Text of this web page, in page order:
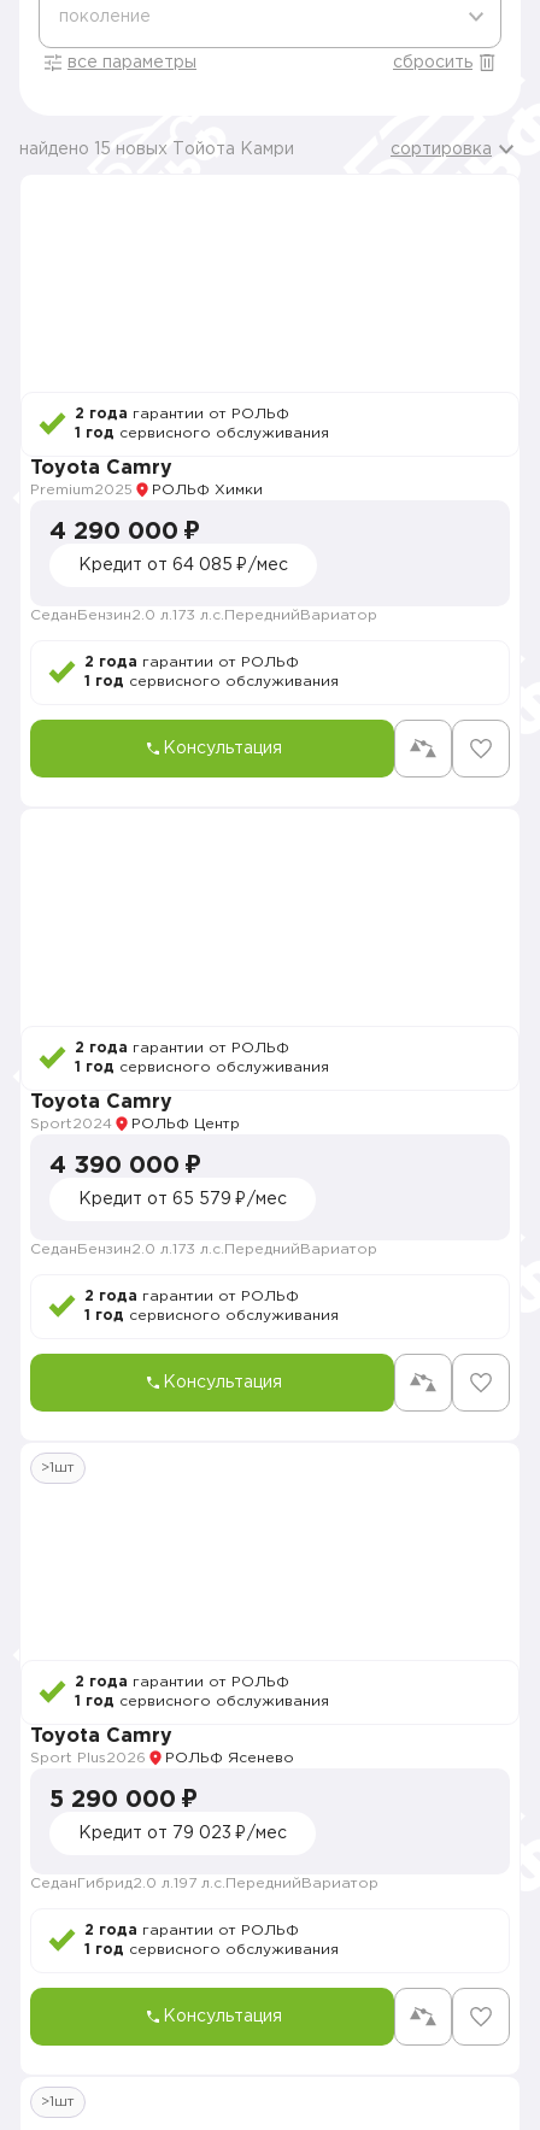
поколение
все параметры сбросить
найдено 15 новых Тойота Камри сортировка
2 года гарантии от РОЛЬФ
1 год сервисного обслуживания
Toyota Camry
Premium2025 РОЛЬФ Химки
4 290 000 ₽
Кредит от 64 085 ₽/мес
Седан Бензин2.0 л. 173 л.с. Передний Вариатор
2 года гарантии от РОЛЬФ
1 год сервисного обслуживания
Консультация
2 года гарантии от РОЛЬФ
1 год сервисного обслуживания
Toyota Camry
Sport2024 РОЛЬФ Центр
4 390 000 ₽
Кредит от 65 579 ₽/мес
Седан Бензин2.0 л. 173 л.с. Передний Вариатор
2 года гарантии от РОЛЬФ
1 год сервисного обслуживания
Консультация
>1шт
2 года гарантии от РОЛЬФ
1 год сервисного обслуживания
Toyota Camry
Sport Plus2026 РОЛЬФ Ясенево
5 290 000 ₽
Кредит от 79 023 ₽/мес
Седан Гибрид2.0 л. 197 л.с. Передний Вариатор
2 года гарантии от РОЛЬФ
1 год сервисного обслуживания
Консультация
>1шт